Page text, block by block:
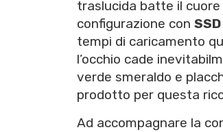
traslucida batte il
configurazione con
tempi di caricamento
l’occhio cade
verde smeraldo e
prodotto per questa
Ad accompagnare la